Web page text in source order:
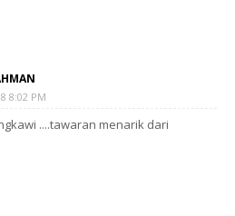
8:02 PM
....tawaran menarik dari